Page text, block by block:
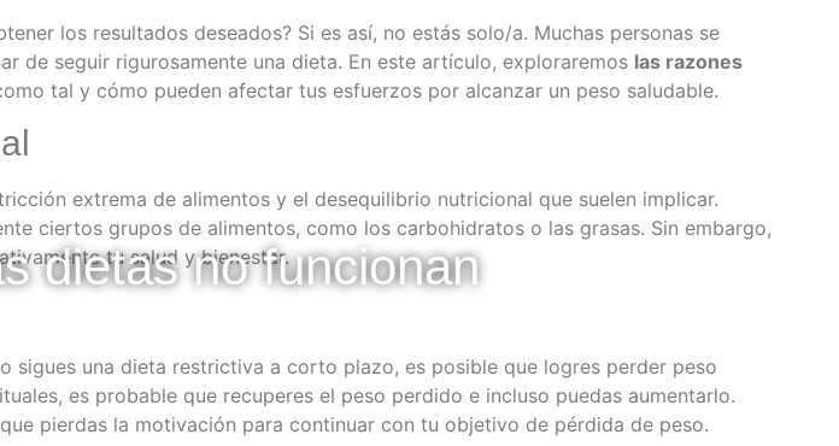
dietas no funcionan
los resultados deseados? Si es así, no estás solo/a. Muchas personas se
de seguir rigurosamente una dieta. En este artículo, exploraremos las razones
tal y cómo pueden afectar tus esfuerzos por alcanzar un peso saludable.
extrema de alimentos y el desequilibrio nutricional que suelen implicar.
ciertos grupos de alimentos, como los carbohidratos o las grasas. Sin embargo,
tu salud y bienestar.
una dieta restrictiva a corto plazo, es posible que logres perder peso
es probable que recuperes el peso perdido e incluso puedas aumentarlo.
pierdas la motivación para continuar con tu objetivo de pérdida de peso.